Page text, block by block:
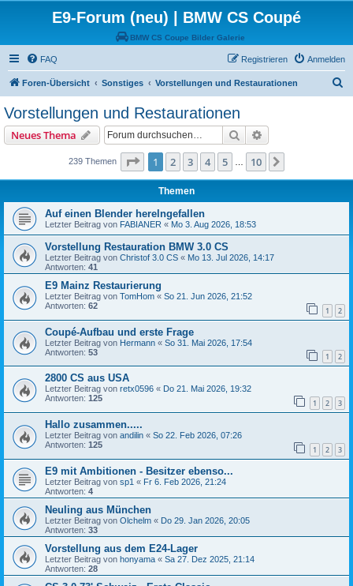
E9-Forum (neu) | BMW CS Coupé
BMW CS Coupe Bilder Galerie
FAQ Anmelden
Registrieren
Foren-Übersicht Sonstiges Vorstellungen und Restaurationen
Vorstellungen und Restaurationen
Neues Thema Suche
239 Themen Seite 1von 10
1 2 3 4 5 10
Themen
Auf einen Blender herelngefallen
Letzter Beitrag von FABIANER « Mo 3. Aug 2026, 18:53
Vorstellung Restauration BMW 3.0 CS
Letzter Beitrag von Christof 3.0 CS « Mo 13. Jul 2026, 14:17
Antworten: 41
E9 Mainz Restaurierung
Letzter Beitrag von TomHom « So 21. Jun 2026, 21:52
Antworten: 62 1 2
Coupé-Aufbau und erste Frage
Letzter Beitrag von Hermann « So 31. Mai 2026, 17:54
Antworten: 53 1 2
2800 CS aus USA
Letzter Beitrag von retx0596 « Do 21. Mai 2026, 19:32
Antworten: 125 1 2 3
Hallo zusammen.....
Letzter Beitrag von andilin « So 22. Feb 2026, 07:26
Antworten: 125 1 2 3
E9 mit Ambitionen - Besitzer ebenso...
Letzter Beitrag von sp1 « Fr 6. Feb 2026, 21:24
Antworten: 4
Neuling aus München
Letzter Beitrag von Olchelm « Do 29. Jan 2026, 20:05
Antworten: 33
Vorstellung aus dem E24-Lager
Letzter Beitrag von honyama « Sa 27. Dez 2025, 21:14
Antworten: 28